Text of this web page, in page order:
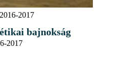
2016-2017
bajnokság
2017